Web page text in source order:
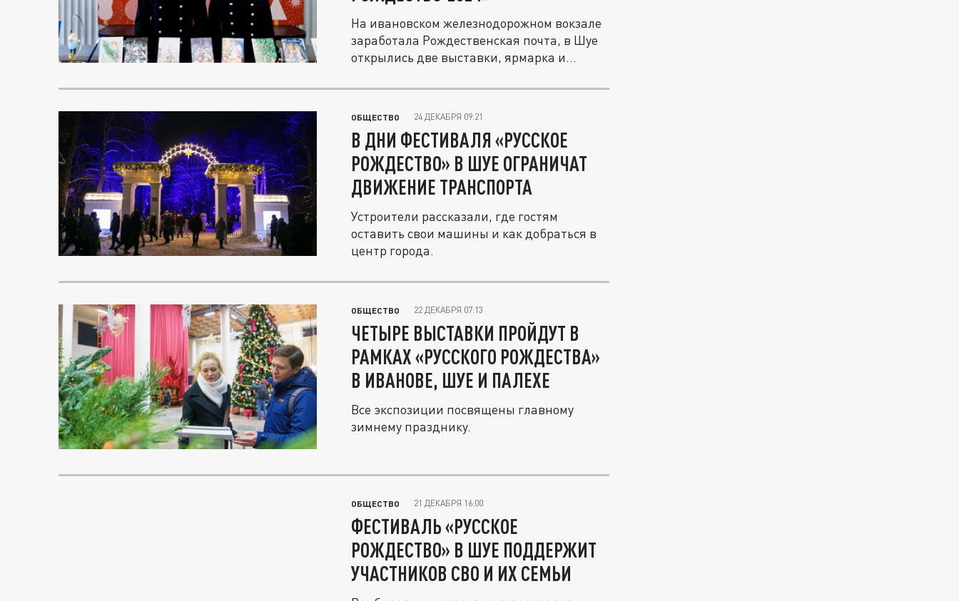
На ивановском железнодорожном вокзале
заработала Рождественская почта, в Шуе
открылись две выставки, ярмарка и...
ОБЩЕСТВО 24 ДЕКАБРЯ 09:21
В ДНИ ФЕСТИВАЛЯ «РУССКОЕ
РОЖДЕСТВО» В ШУЕ ОГРАНИЧАТ
ДВИЖЕНИЕ ТРАНСПОРТА
Устроители рассказали, где гостям
оставить свои машины и как добраться в
центр города.
ОБЩЕСТВО 22 ДЕКАБРЯ 07:13
ЧЕТЫРЕ ВЫСТАВКИ ПРОЙДУТ В
РАМКАХ «РУССКОГО РОЖДЕСТВА»
В ИВАНОВЕ, ШУЕ И ПАЛЕХЕ
Все экспозиции посвящены главному
зимнему празднику.
ОБЩЕСТВО 21 ДЕКАБРЯ 16:00
ФЕСТИВАЛЬ «РУССКОЕ
РОЖДЕСТВО» В ШУЕ ПОДДЕРЖИТ
УЧАСТНИКОВ СВО И ИХ СЕМЬИ